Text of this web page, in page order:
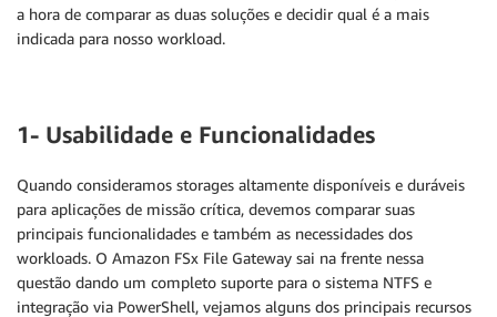
a hora de comparar as duas soluções e decidir qual é a mais
indicada para nosso workload.
1- Usabilidade e Funcionalidades
Quando consideramos storages altamente disponíveis e duráveis
para aplicações de missão crítica, devemos comparar suas
principais funcionalidades e também as necessidades dos
workloads. O Amazon FSx File Gateway sai na frente nessa
questão dando um completo suporte para o sistema NTFS e
integração via PowerShell, vejamos alguns dos principais recursos